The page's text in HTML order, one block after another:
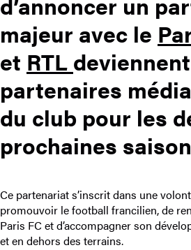
majeur avec le
et RTL
partenaires
du club pour les
prochaines
Ce partenariat s’inscrit dans une
promouvoir le football francilien, de
Paris FC et d’accompagner son
et en dehors des terrains.